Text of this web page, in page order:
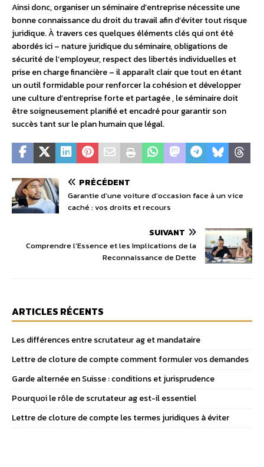
Ainsi donc, organiser un séminaire d’entreprise nécessite une
bonne connaissance du droit du travail afin d’éviter tout risque
juridique. À travers ces quelques éléments clés qui ont été
abordés ici – nature juridique du séminaire, obligations de
sécurité de l’employeur, respect des libertés individuelles et
prise en charge financière – il apparaît clair que tout en étant
un outil formidable pour renforcer la cohésion et développer
une culture d’entreprise forte et partagée , le séminaire doit
être soigneusement planifié et encadré pour garantir son
succès tant sur le plan humain que légal.
PRÉCÉDENT
Garantie d’une voiture d’occasion face à un vice
caché : vos droits et recours
SUIVANT
Comprendre l’Essence et les Implications de la
Reconnaissance de Dette
ARTICLES RÉCENTS
Les différences entre scrutateur ag et mandataire
Lettre de cloture de compte comment formuler vos demandes
Garde alternée en Suisse : conditions et jurisprudence
Pourquoi le rôle de scrutateur ag est-il essentiel
Lettre de cloture de compte les termes juridiques à éviter